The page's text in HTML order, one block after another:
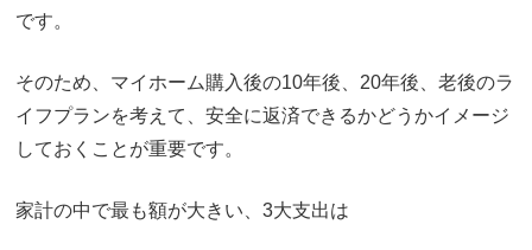
です。
そのため、マイホーム購入後の10年後、20年後、老後のラ
イフプランを考えて、安全に返済できるかどうかイメージ
しておくことが重要です。
家計の中で最も額が大きい、3大支出は